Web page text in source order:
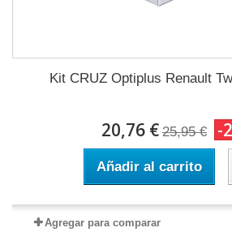
Kit CRUZ Optiplus Renault
20,76 € 25,95 € -
Añadir al carrito
Agregar para comparar